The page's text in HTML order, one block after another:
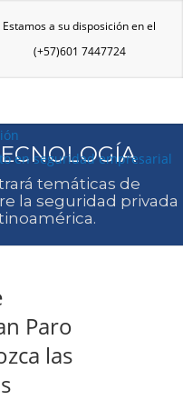
Estamos a su disposición en el
(+57)601 7447724
en seguridad empresarial
temáticas de
la seguridad privada
Paro
las